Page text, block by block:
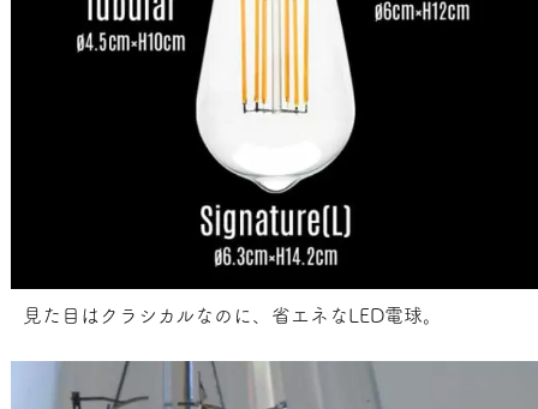
見た目はクラシカルなのに、省エネなLED電球。